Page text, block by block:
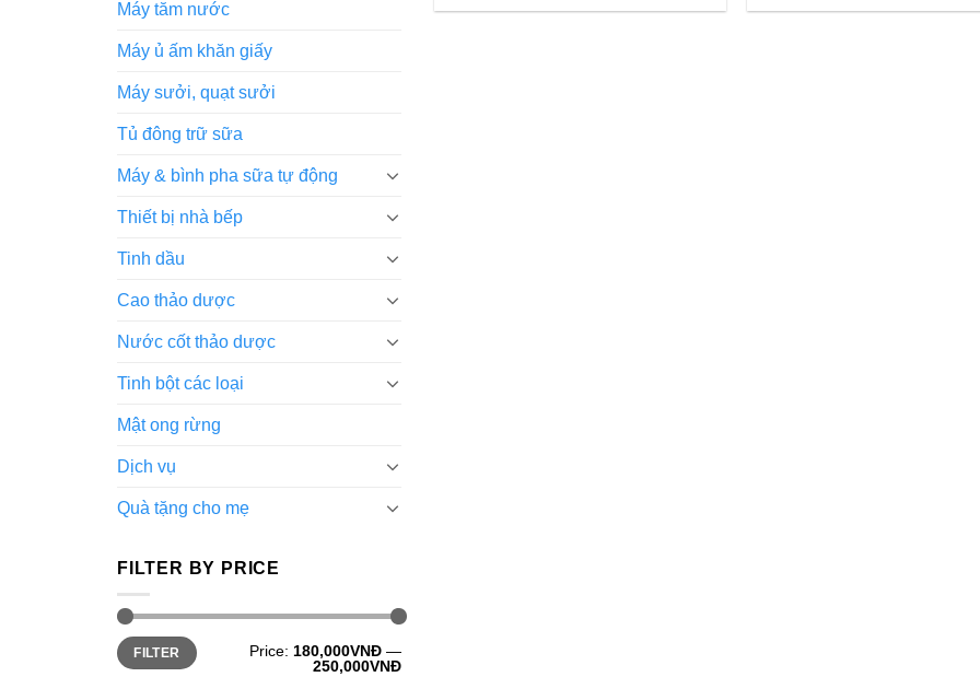
Máy tăm nước
Máy ủ ấm khăn giấy
Máy sưởi, quạt sưởi
Tủ đông trữ sữa
Máy & bình pha sữa tự động
Thiết bị nhà bếp
Tinh dầu
Cao thảo dược
Nước cốt thảo dược
Tinh bột các loại
Mật ong rừng
Dịch vụ
Quà tặng cho mẹ
FILTER BY PRICE
FILTER Price: 180,000VNĐ —
250,000VNĐ